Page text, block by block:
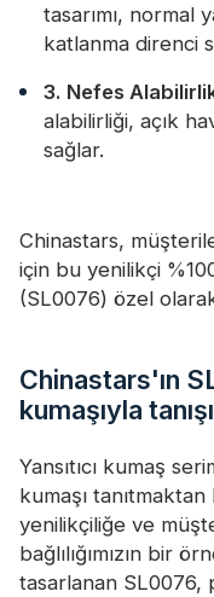
tasarımı, normal
katlanma direnci
3. Nefes
alabilirliği, açık
sağlar.
Chinastars,
için bu yenilikçi
(SL0076) özel
Chinastars'ın
kumaşıyla
Yansıtıcı kumaş
kumaşı
yenilikçiliğe ve
bağlılığımızın bir
tasarlanan SL0076,